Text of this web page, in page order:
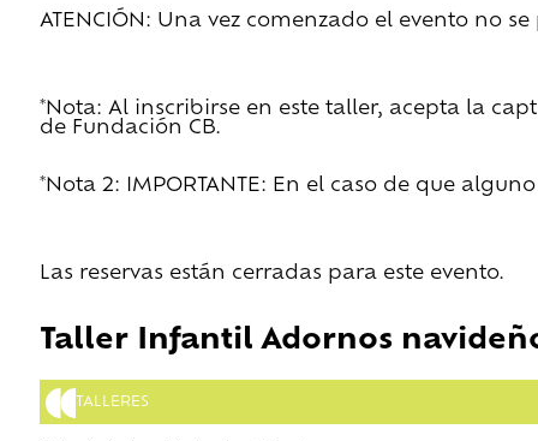
ATENCIÓN: Una vez comenzado el evento no
*Nota: Al inscribirse en este taller, acepta la
de Fundación CB.
*Nota 2: IMPORTANTE: En el caso de que
Las reservas están cerradas para este evento.
Taller Infantil Adornos
TALLERES